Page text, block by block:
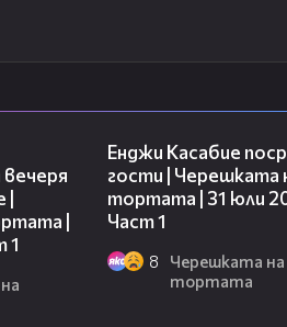
|
1
Енджи Касабие
гости | Черешката
тортата | 31 юли
Част 1
8
Черешката на
тортата